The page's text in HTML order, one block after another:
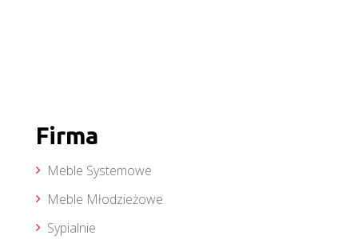
Firma
Meble Systemowe
Meble Młodzieżowe
Sypialnie